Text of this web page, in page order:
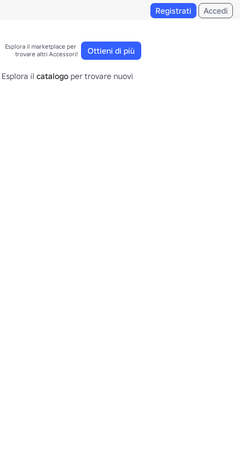
Registrati Accedi
Ottieni di più
Esplora il marketplace per
trovare altri Accessori!
Esplora il catalogo per trovare nuovi